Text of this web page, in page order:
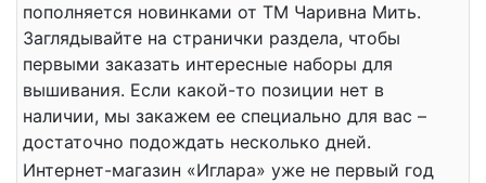
пополняется новинками от ТМ Чаривна Мить.
Заглядывайте на странички раздела, чтобы
первыми заказать интересные наборы для
вышивания. Если какой-то позиции нет в
наличии, мы закажем ее специально для вас –
достаточно подождать несколько дней.
Интернет-магазин «Иглара» уже не первый год